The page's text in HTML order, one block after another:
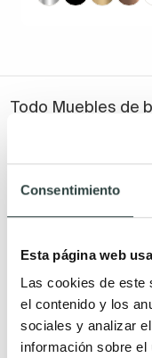
Consentimiento
Esta página web
Las cookies de este
el contenido y los
sociales y analizar
información sobre el
Todo Muebles de
Muebles de baño
neoclásicos
Mueble de baño de
Muebles de baño Salgar